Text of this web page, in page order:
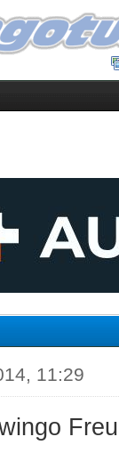
11:29